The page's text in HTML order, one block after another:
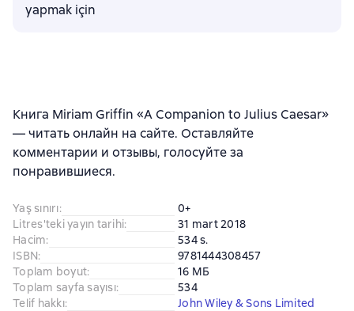
yapmak için
Книга Miriam Griffin «A Companion to Julius Caesar»
— читать онлайн на сайте. Оставляйте
комментарии и отзывы, голосуйте за
понравившиеся.
Yaş sınırı:
0+
Litres'teki yayın tarihi:
31 mart 2018
Hacim:
534 s.
ISBN:
9781444308457
Toplam boyut:
16 МБ
Toplam sayfa sayısı:
534
Telif hakkı: John Wiley & Sons Limited